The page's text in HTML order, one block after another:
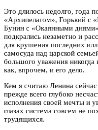
Это длилось недолго, года
«Архипелагом», Горький с
Бунин с «Окаянными
подкрались незаметно и
для крушения последних
самосуда над царской
большого уважения
как, впрочем, и его дело.
Кем я считаю Ленина
прежде всего глубоко
исполнения своей мечты и
глазах система совсем не
трудящихся.